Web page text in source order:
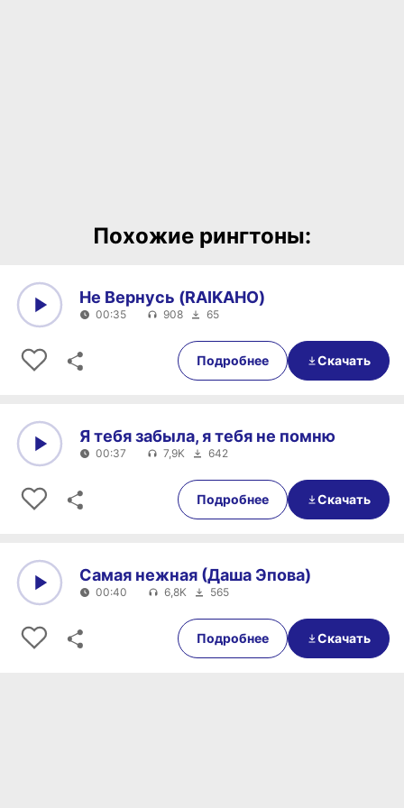
Похожие рингтоны:
00:35
Не Вернусь (RAIKAHO)
00:35 908 65
Подробнее Скачать
00:37
Я тебя забыла, я тебя не помню
00:37 7,9K 642
Подробнее Скачать
00:40
Самая нежная (Даша Эпова)
00:40 6,8K 565
Подробнее Скачать